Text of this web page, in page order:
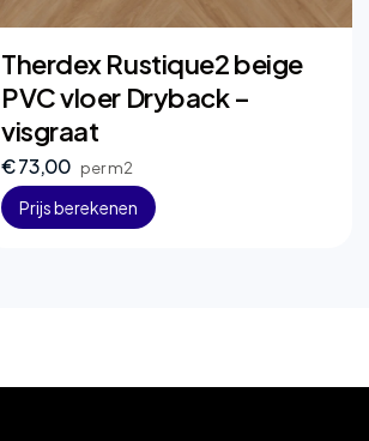
Therdex Rustique2 beige
PVC vloer Dryback –
visgraat
€ 73,00 per m2
Prijs berekenen